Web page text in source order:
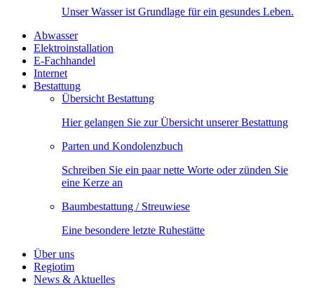
Unser Wasser ist Grundlage für ein gesundes Leben.
Abwasser
Elektroinstallation
E-Fachhandel
Internet
Bestattung
Übersicht Bestattung
Hier gelangen Sie zur Übersicht unserer Bestattung
Parten und Kondolenzbuch
Schreiben Sie ein paar nette Worte oder zünden Sie
eine Kerze an
Baumbestattung / Streuwiese
Eine besondere letzte Ruhestätte
Über uns
Regiotim
News & Aktuelles